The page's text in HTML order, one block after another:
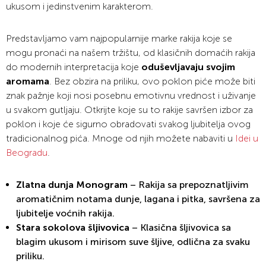
ukusom i jedinstvenim karakterom.
Predstavljamo vam najpopularnije marke rakija koje se
mogu pronaći na našem tržištu, od klasičnih domaćih rakija
do modernih interpretacija koje oduševljavaju svojim
aromama. Bez obzira na priliku, ovo poklon piće može biti
znak pažnje koji nosi posebnu emotivnu vrednost i uživanje
u svakom gutljaju. Otkrijte koje su to rakije savršen izbor za
poklon i koje će sigurno obradovati svakog ljubitelja ovog
tradicionalnog pića. Mnoge od njih možete nabaviti u Idei u
Beogradu.
Zlatna dunja Monogram – Rakija sa prepoznatljivim
aromatičnim notama dunje, lagana i pitka, savršena za
ljubitelje voćnih rakija.
Stara sokolova šljivovica – Klasična šljivovica sa
blagim ukusom i mirisom suve šljive, odlična za svaku
priliku.